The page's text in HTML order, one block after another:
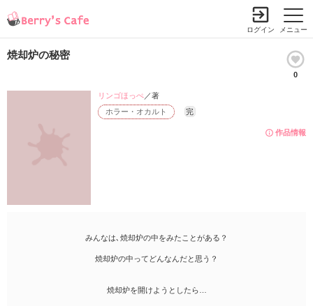
メニュー
ログイン
焼却炉の秘密
0
作品情報
ホラー・オカルト 完
リンゴほっぺ／著
みんなは､焼却炉の中をみたことがある？
焼却炉の中ってどんなんだと思う？
焼却炉を開けようとしたら…